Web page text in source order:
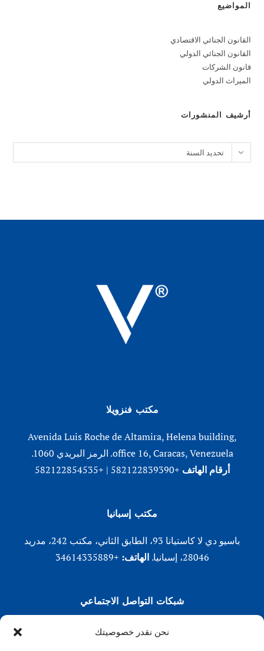
نحن نقدر خصوصيتك
المواضيع
القانون الجنائي الاقتصادي
القانون الجنائي الدولي
قانون الشركات
الميراث الدولي
أرشيف المنشورات
الأرشيف تحديد السنة
مكتب فنزويلا
Avenida Luis Roche de Altamira, Helena building,
office 16, Caracas, Venezuela. الرمز البريدي 1060.
أرقام الهاتف +582122839390 | +582122854535
مكتب إسبانيا
باسيو دي لا كاستيانا 93، الطابق الثاني، مكتب 242، مدريد
28046، إسبانيا.
الهاتف: +34614335889
شبكات التواصل الاجتماعي
لينكد إن